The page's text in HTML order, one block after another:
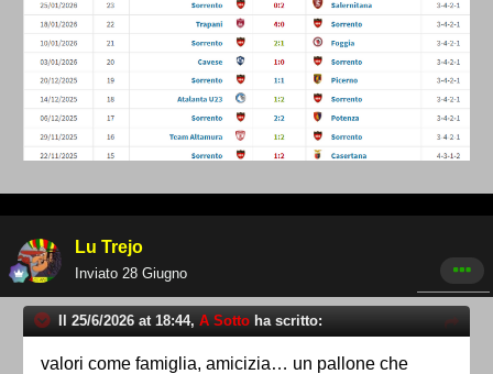
Lu Trejo
Inviato 28 Giugno
Il 25/6/2026 at 18:44, A Sotto ha scritto:
valori come famiglia, amicizia… un pallone che